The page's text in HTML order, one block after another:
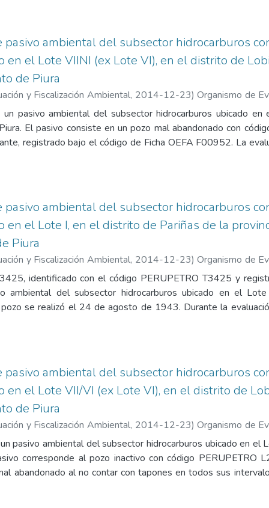
de Calidad Ambiental (ECA) para uso agrícola. Las
de la población y la calidad del ambiente han sido
1. Registro fotográfico, 2. Ficha para la identificación de
3. Mapa de ubicación geográfica, 4. Reporte de monitoreo
información de pozo (Fuente: Estudio PERUPETRO), 7.
pasivo ambiental del subsector hidrocarburos
en el Lote VIINI (ex Lote VI), en el distrito de
de Piura
y Fiscalización Ambiental, 2014-12-23)Organismo de
de la Calidad Ambiental. Unidad de Identificación de
Shimabukuro, Jessica Candy;Guillén Pantigozo, Carlos Allen
un pasivo ambiental del subsector hidrocarburos ubicado
El pasivo consiste en un pozo mal abandonado con
registrado bajo el código de Ficha OEFA F00952. La
el pozo carece de elementos de cierre, encontrándose
de Calidad Ambiental para suelo de uso agrícola. Según
pozo fue clasificado originalmente como un pozo con
informe concluye que el nivel de riesgo para la salud, la
anexos: 1. Registro fotográfico, 2. Ficha para la
(OEFA), 3. Mapa de ubicación geográfica, 4. Reporte de
6. Ficha de información de pozo (Fuente: Estudio
OSINERGMIN.
pasivo ambiental del subsector hidrocarburos
en el Lote I, en el distrito de Pariñas de la
Piura
y Fiscalización Ambiental, 2014-12-23)Organismo de
de la Calidad Ambiental. Unidad de Identificación de
Ezcurra, Alexis Jacinto;Guillén Pantigozo, Carlos Allen
identificado con el código PERUPETRO T3425 y
ambiental del subsector hidrocarburos ubicado en el
se realizó el 24 de agosto de 1943. Durante la
el pozo se encuentra mal abandonado, ya que carece del
circundante, las concentraciones de las fracciones F1, F2 y
para suelo de uso agrícola. En consecuencia, el nivel de
bajo. El informe contiene los siguientes anexos: 1.
ambiental en el subsector hidrocarburo (OEFA), 3. Mapa de
5. Informe de ensayo de laboratorio, 6. Ficha de
de identificación de Pasivos Ambientales del OSINERGMIN.
pasivo ambiental del subsector hidrocarburos
en el Lote VII/VI (ex Lote VI), en el distrito de
de Piura
y Fiscalización Ambiental, 2014-12-23)Organismo de
de la Calidad Ambiental. Unidad de Identificación de
Shimabukuro, Jessica Candy;Guillén Pantigozo, Carlos Allen
pasivo ambiental del subsector hidrocarburos ubicado en
corresponde al pozo inactivo con código PERUPETRO
abandonado al no contar con tapones en todos sus
OEFA F00955. Durante la evaluación de campo